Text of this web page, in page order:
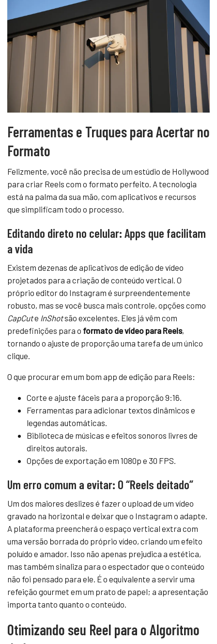
Ferramentas e Truques para Acertar no
Formato
Felizmente, você não precisa de um estúdio de Hollywood
para criar Reels com o formato perfeito. A tecnologia
está na palma da sua mão, com aplicativos e recursos
que simplificam todo o processo.
Editando direto no celular: Apps que facilitam
a vida
Existem dezenas de aplicativos de edição de vídeo
projetados para a criação de conteúdo vertical. O
próprio editor do Instagram é surpreendentemente
robusto, mas se você busca mais controle, opções como
CapCute InShotsão excelentes. Eles já vêm com
predefinições para o formato de vídeo para Reels,
tornando o ajuste de proporção uma tarefa de um único
clique.
O que procurar em um bom app de edição para Reels:
Corte e ajuste fáceis para a proporção 9:16.
Ferramentas para adicionar textos dinâmicos e
legendas automáticas.
Biblioteca de músicas e efeitos sonoros livres de
direitos autorais.
Opções de exportação em 1080p e 30 FPS.
Um erro comum a evitar: O “Reels deitado”
Um dos maiores deslizes é fazer o upload de um vídeo
gravado na horizontal e deixar que o Instagram o adapte.
A plataforma preencherá o espaço vertical extra com
uma versão borrada do próprio vídeo, criando um efeito
poluído e amador. Isso não apenas prejudica a estética,
mas também sinaliza para o espectador que o conteúdo
não foi pensado para ele. É o equivalente a servir uma
refeição gourmet em um prato de papel; a apresentação
importa tanto quanto o conteúdo.
Otimizando seu Reel para o Algoritmo